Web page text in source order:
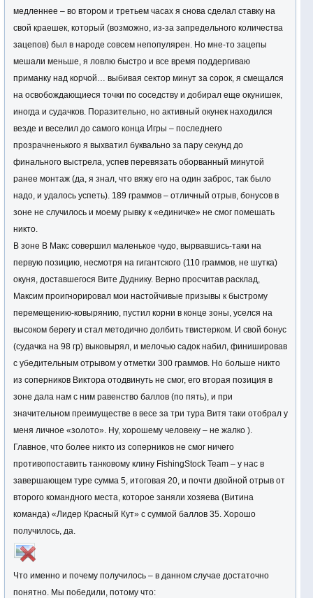
медленнее – во втором и третьем часах я снова сделал ставку на
свой краешек, который (возможно, из-за запредельного количества
зацепов) был в народе совсем непопулярен. Но мне-то зацепы
мешали меньше, я ловлю быстро и все время поддергиваю
приманку над корчой… выбивая сектор минут за сорок, я смещался
на освобождающиеся точки по соседству и добирал еще окунишек,
иногда и судачков. Поразительно, но активный окунек находился
везде и веселил до самого конца Игры – последнего
прозрачненького я выхватил буквально за пару секунд до
финального выстрела, успев перевязать оборванный минутой
ранее монтаж (да, я знал, что вяжу его на один заброс, так было
надо, и удалось успеть). 189 граммов – отличный отрыв, бонусов в
зоне не случилось и моему рывку к «единичке» не смог помешать
никто.
В зоне В Макс совершил маленькое чудо, вырвавшись-таки на
первую позицию, несмотря на гигантского (110 граммов, не шутка)
окуня, доставшегося Вите Дуднику. Верно просчитав расклад,
Максим проигнорировал мои настойчивые призывы к быстрому
перемещению-ковырянию, пустил корни в конце зоны, уселся на
высоком берегу и стал методично долбить твистерком. И свой бонус
(судачка на 98 гр) выковырял, и мелочью садок набил, финишировав
с убедительным отрывом у отметки 300 граммов. Но больше никто
из соперников Виктора отодвинуть не смог, его вторая позиция в
зоне дала нам с ним равенство баллов (по пять), и при
значительном преимуществе в весе за три тура Витя таки отобрал у
меня личное «золото». Ну, хорошему человеку – не жалко ).
Главное, что более никто из соперников не смог ничего
противопоставить танковому клину FishingStock Team – у нас в
завершающем туре сумма 5, итоговая 20, и почти двойной отрыв от
второго командного места, которое заняли хозяева (Витина
команда) «Лидер Красный Кут» с суммой баллов 35. Хорошо
получилось, да.
Что именно и почему получилось – в данном случае достаточно
понятно. Мы победили, потому что: